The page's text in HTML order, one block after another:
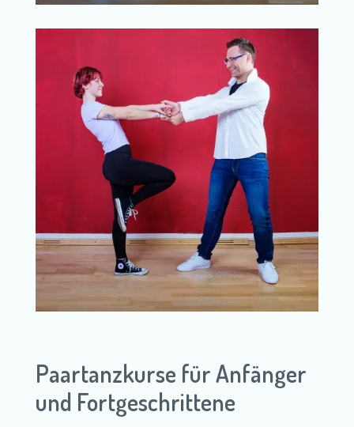
Paartanzkurse für Anfänger
und Fortgeschrittene